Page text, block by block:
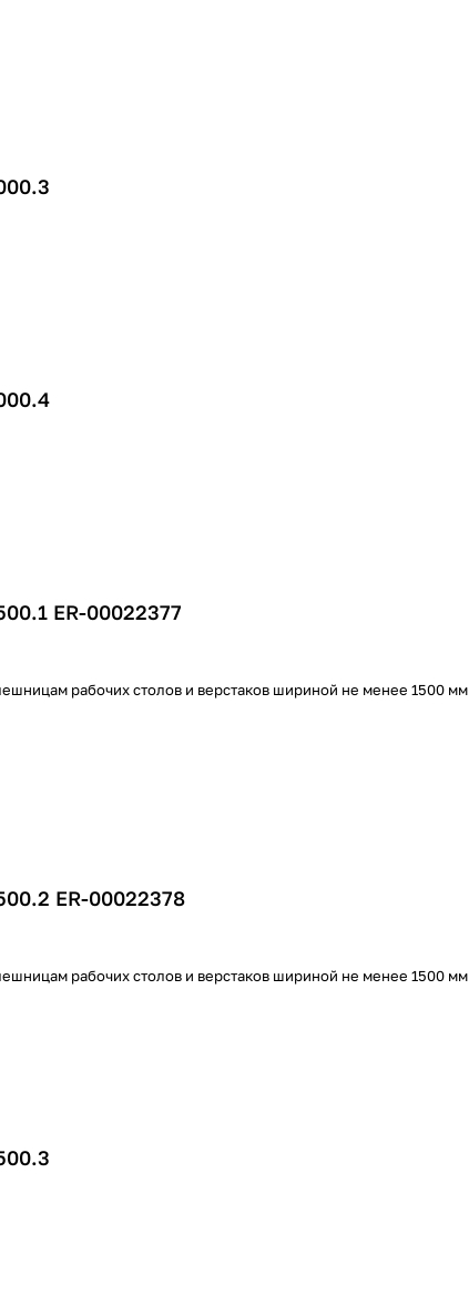
ER-00022377
рабочих столов и верстаков шириной не менее 1500 мм
ER-00022378
рабочих столов и верстаков шириной не менее 1500 мм